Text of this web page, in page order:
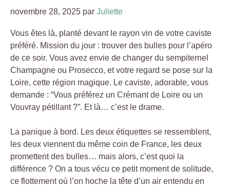
novembre 28, 2025 par Juliette
Vous êtes là, planté devant le rayon vin de votre caviste
préféré. Mission du jour : trouver des bulles pour l’apéro
de ce soir. Vous avez envie de changer du sempiternel
Champagne ou Prosecco, et votre regard se pose sur la
Loire, cette région magique. Le caviste, adorable, vous
demande : “Vous préférez un Crémant de Loire ou un
Vouvray pétillant ?”. Et là… c’est le drame.
La panique à bord. Les deux étiquettes se ressemblent,
les deux viennent du même coin de France, les deux
promettent des bulles… mais alors, c’est quoi la
différence ? On a tous vécu ce petit moment de solitude,
ce flottement où l’on hoche la tête d’un air entendu en